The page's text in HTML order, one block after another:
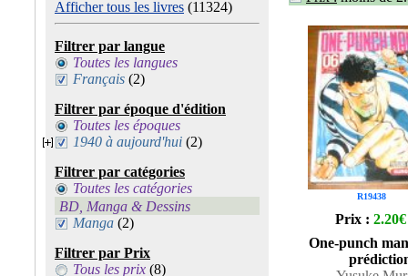
Afficher tous les livres (11324)
Filtrer par langue
Toutes les langues
Français (2)
Filtrer par époque d'édition
Toutes les époques
1940 à aujourd'hui (2)
Filtrer par catégories
Toutes les catégories
BD, Manga & Dessins
Manga (2)
Filtrer par Prix
Tous les prix (8)
R19438
Prix : 2.20€
One-punch